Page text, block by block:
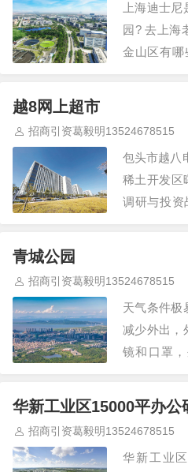
上海迪士
园? 去上海
金山区有哪
越8网上超市
招商引资葛毅明13524678515
包头市越八
稀土开发区
调研与投资
青城公园
招商引资葛毅明13524678515
天气条件极
减少外出，
镜和口罩
装。 白天
装。 青城
山西路，
华新工业区15000平办公
招商引资葛毅明13524678515
华新工业